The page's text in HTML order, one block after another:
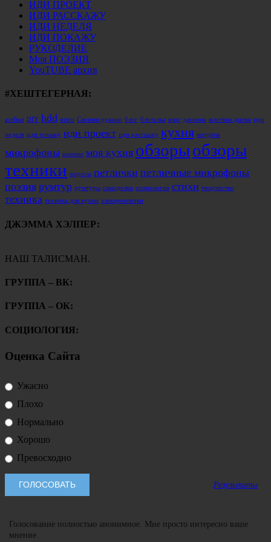
ИДИ ПРОЕКТ
ИДИ РАССКАЖУ
ИДИ НЕДЕЛЯ
ИДИ ПОКАЖУ
РУКОДЕЛИЕ
Моя ПОЭЗИЯ
YouTUBE архив
#ХЕШТЕГЕРНАЯ:
aceline DIY hdd orico Своими руками блог блоталка влог джэмма жесткие диски иди
неделя иди покажу иди проект иди расскажу кухня матрёна
микрофоны мнение моя кухня обзорыобзоры
техники опросы петлички петличные микрофоны
поэзия румтур румтуры самоделки социология стихи творчество
техника техника для кухни электроплитки
ДЖЭММА ХЭЛПЕР:
НАШ ТАЛИСМАН.
ГРУППА – ВК:
ГРУППА – ОК:
СОЦИОЛОГИЯ:
Оценка Сайта
Ужасно
Плохо
Нормально
Хорошо
Превосходно
Результаты
Голосование полностью анонимное. Мне просто интересно ваше
мнение.